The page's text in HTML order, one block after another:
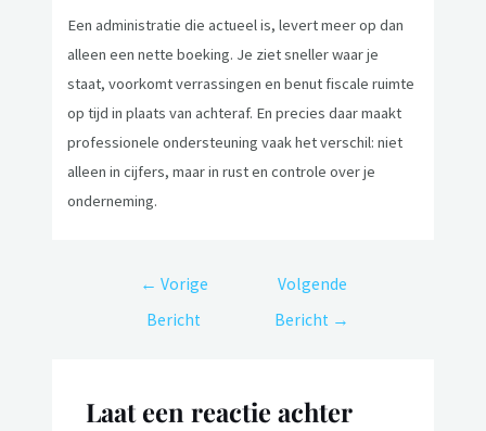
Een administratie die actueel is, levert meer op dan
alleen een nette boeking. Je ziet sneller waar je
staat, voorkomt verrassingen en benut fiscale ruimte
op tijd in plaats van achteraf. En precies daar maakt
professionele ondersteuning vaak het verschil: niet
alleen in cijfers, maar in rust en controle over je
onderneming.
← Vorige
Bericht
Volgende
Bericht →
Laat een reactie achter